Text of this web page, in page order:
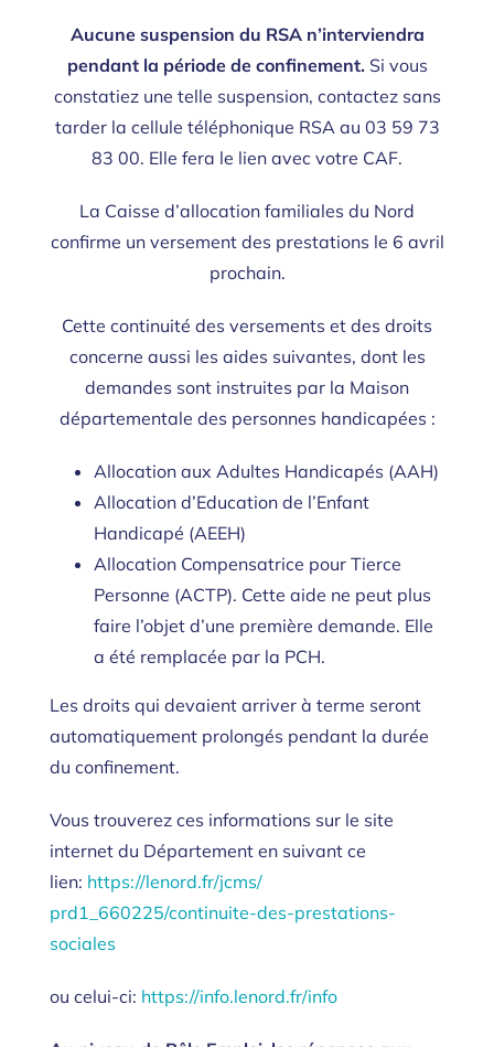
Aucune suspension du RSA n’interviendra
pendant la période de confinement.Si vous
constatiez une telle suspension, contactez sans
tarder la cellule téléphonique RSA au 03 59 73
83 00. Elle fera le lien avec votre CAF.
La Caisse d’allocation familiales du Nord
confirme un versement des prestations le 6 avril
prochain.
Cette continuité des versements et des droits
concerne aussi les aides suivantes, dont les
demandes sont instruites par la Maison
départementale des personnes handicapées :
Allocation aux Adultes Handicapés (AAH)
Allocation d’Education de l’Enfant
Handicapé (AEEH)
Allocation Compensatrice pour Tierce
Personne (ACTP). Cette aide ne peut plus
faire l’objet d’une première demande. Elle
a été remplacée par la PCH.
Les droits qui devaient arriver à terme seront
automatiquement prolongés pendant la durée
du confinement.
Vous trouverez ces informations sur le site
internet du Département en suivant ce
lien: https://lenord.fr/jcms/
prd1_660225/continuite-des-prestations-
sociales
ou celui-ci: https://info.lenord.fr/info